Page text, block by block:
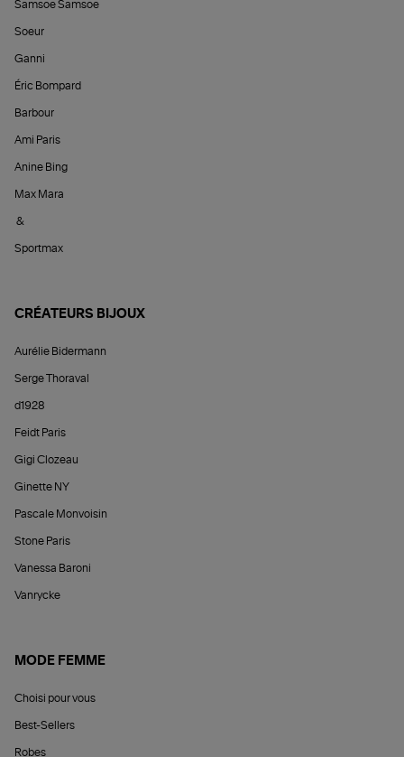
Samsoe Samsoe
Soeur
Ganni
Éric Bompard
Barbour
Ami Paris
Anine Bing
Max Mara
&
Sportmax
CRÉATEURS BIJOUX
Aurélie Bidermann
Serge Thoraval
d1928
Feidt Paris
Gigi Clozeau
Ginette NY
Pascale Monvoisin
Stone Paris
Vanessa Baroni
Vanrycke
MODE FEMME
Choisi pour vous
Best-Sellers
Robes